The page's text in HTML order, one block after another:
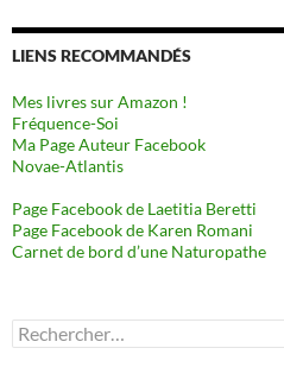
LIENS RECOMMANDÉS
Mes livres sur Amazon !
Fréquence-Soi
Ma Page Auteur Facebook
Novae-Atlantis
Page Facebook de Laetitia Beretti
Page Facebook de Karen Romani
Carnet de bord d’une Naturopathe
Rechercher :